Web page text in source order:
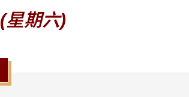
(星期六)